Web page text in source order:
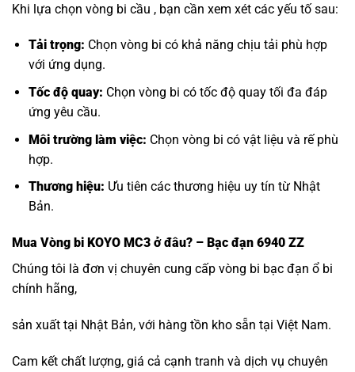
Khi lựa chọn vòng bi cầu , bạn cần xem xét các yếu tố sau:
Tải trọng: Chọn vòng bi có khả năng chịu tải phù hợp
với ứng dụng.
Tốc độ quay: Chọn vòng bi có tốc độ quay tối đa đáp
ứng yêu cầu.
Môi trường làm việc: Chọn vòng bi có vật liệu và rế phù
hợp.
Thương hiệu: Ưu tiên các thương hiệu uy tín từ Nhật
Bản.
Mua Vòng bi KOYO MC3 ở đâu? – Bạc đạn 6940 ZZ
Chúng tôi là đơn vị chuyên cung cấp vòng bi bạc đạn ổ bi
chính hãng,
sản xuất tại Nhật Bản, với hàng tồn kho sẵn tại Việt Nam.
Cam kết chất lượng, giá cả cạnh tranh và dịch vụ chuyên